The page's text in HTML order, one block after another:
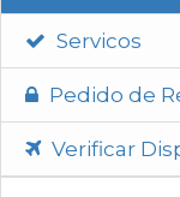
Servicos
Pedido de
Verificar